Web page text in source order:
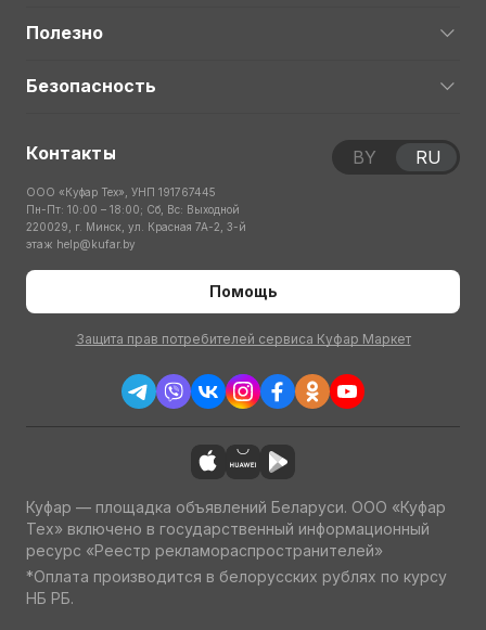
Полезно
Безопасность
Контакты
ООО «Куфар Тех», УНП 191767445
Пн-Пт: 10:00 – 18:00; Сб, Вс: Выходной
220029, г. Минск, ул. Красная 7А-2, 3-й
этаж help@kufar.by
Помощь
Защита прав потребителей сервиса Куфар Маркет
BY RU
Куфар — площадка объявлений Беларуси. ООО «Куфар
Тех» включено в государственный информационный
ресурс «Реестр рекламораспространителей»
*Оплата производится в белорусских рублях по курсу
НБ РБ.